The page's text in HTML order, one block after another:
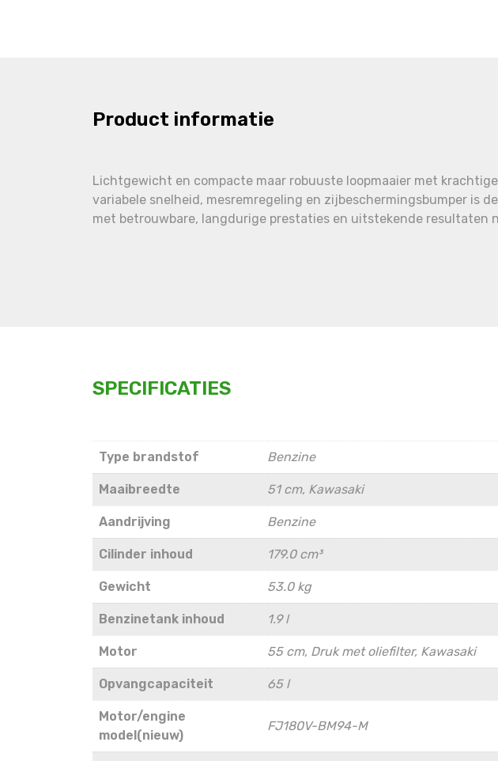
Product informatie
Lichtgewicht en compacte maar robuuste loopmaaier met
variabele snelheid, mesremregeling en zijbeschermingsbumper is
met betrouwbare, langdurige prestaties en uitstekende resultaten
SPECIFICATIES
Type brandstof Benzine
Maaibreedte 51 cm, Kawasaki
Aandrijving Benzine
Cilinder inhoud 179.0 cm³
Gewicht 53.0 kg
Benzinetank inhoud 1.9 l
Motor 55 cm, Druk met oliefilter, Kawasaki
Opvangcapaciteit 65 l
Motor/engine
model(nieuw)
FJ180V-BM94-M